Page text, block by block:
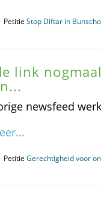
Petitie Stop Diftar in
link
newsfeed
Petitie Gerechtigheid voor